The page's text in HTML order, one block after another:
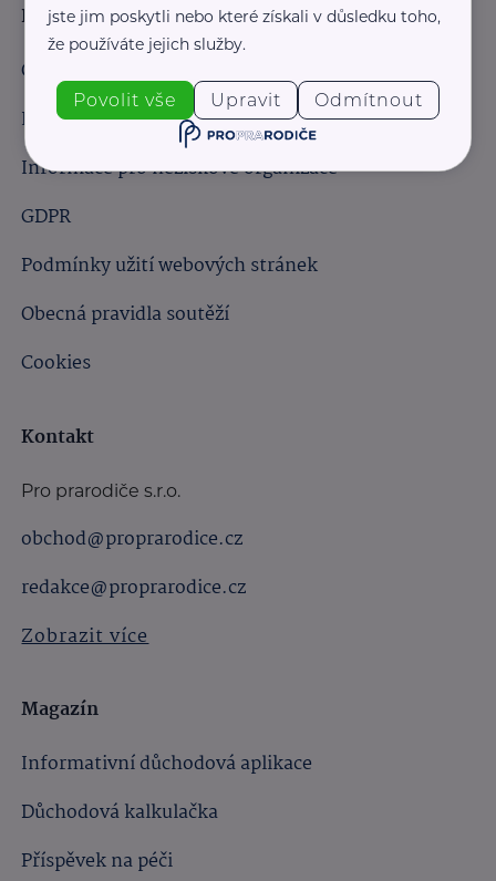
Důležité odkazy
Obchodní podmínky
Informace pro obchodní partnery
Informace pro neziskové organizace
GDPR
Podmínky užití webových stránek
Obecná pravidla soutěží
Cookies
Kontakt
Pro prarodiče s.r.o.
obchod@proprarodice.cz
redakce@proprarodice.cz
Zobrazit více
Magazín
Informativní důchodová aplikace
Důchodová kalkulačka
Příspěvek na péči
jste jim poskytli nebo které získali v důsledku toho,
že používáte jejich služby.
Povolit vše Upravit Odmítnout